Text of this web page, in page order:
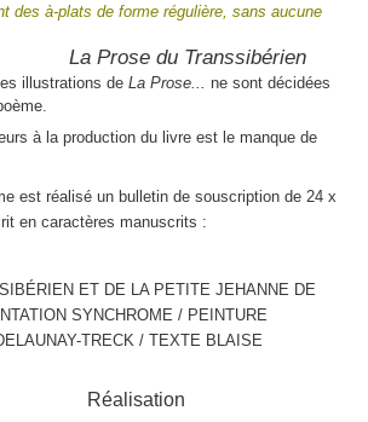
des à-plats de forme régulière, sans aucune
du Transsibérien
illustrations deLa Prose... ne sont décidées
à la production du livre est le manque de
est réalisé un bulletin de souscription de 24 x
en caractères manuscrits :
ET DE LA PETITE JEHANNE DE
SYNCHROME / PEINTURE
TRECK / TEXTE BLAISE